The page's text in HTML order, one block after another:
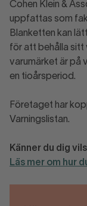
Cohen Klein &
uppfattas som
Blanketten kan
för att behålla sitt
varumärket är på
en tioårsperiod.
Företaget har
Varningslistan.
Känner du dig
Läs mer om hur